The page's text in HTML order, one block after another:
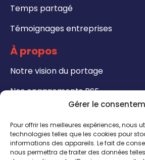
Gérer le
Pour offrir les meilleures expériences, nous
technologies telles que les cookies pour
informations des appareils. Le fait de
nous permettra de traiter des données
Temps partagé
Témoignages entreprises
À propos
Notre vision du portage
Nos engagements RSE
Notre catalogue de formation
Formateurs - Bénéficiez de